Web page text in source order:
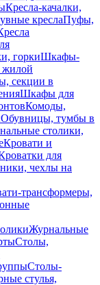
Кресла-качалки,
креслаПуфы,
горкиШкафы-
секции в
Шкафы для
Комоды,
Обувницы, тумбы в
столики,
Кровати и
для
чехлы на
трансформеры,
Журнальные
Столы,
Столы-
стулья,